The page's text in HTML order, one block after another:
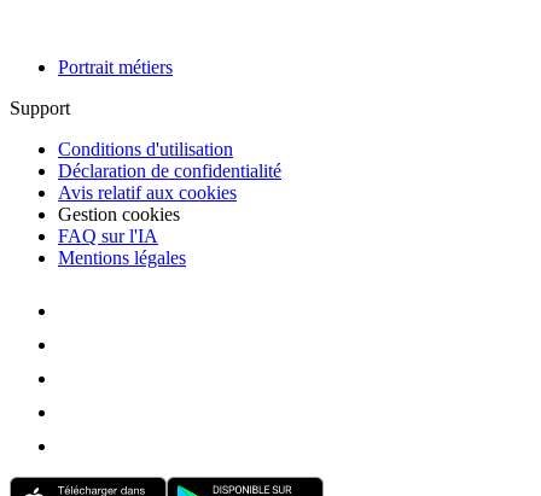
Portrait métiers
Support
Conditions d'utilisation
Déclaration de confidentialité
Avis relatif aux cookies
Gestion cookies
FAQ sur l'IA
Mentions légales